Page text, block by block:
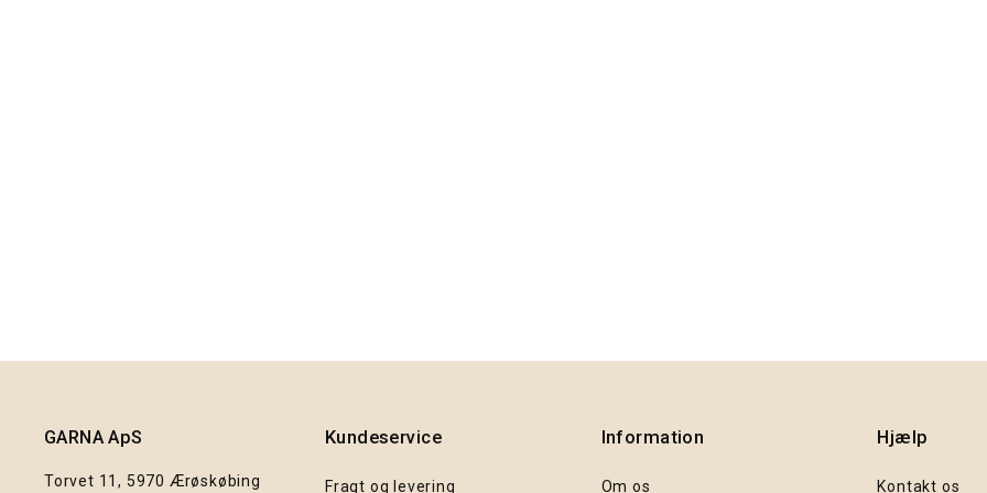
GARNA ApS
Torvet 11, 5970 Ærøskøbing
Kundeservice
Fragt og levering
Information
Om os
Hjælp
Kontakt os